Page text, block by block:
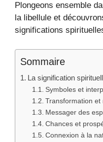
Plongeons ensemble
la libellule et
significations
Sommaire
La signification
Symboles et
Transformation et
Messager des
Chances et
Connexion à la